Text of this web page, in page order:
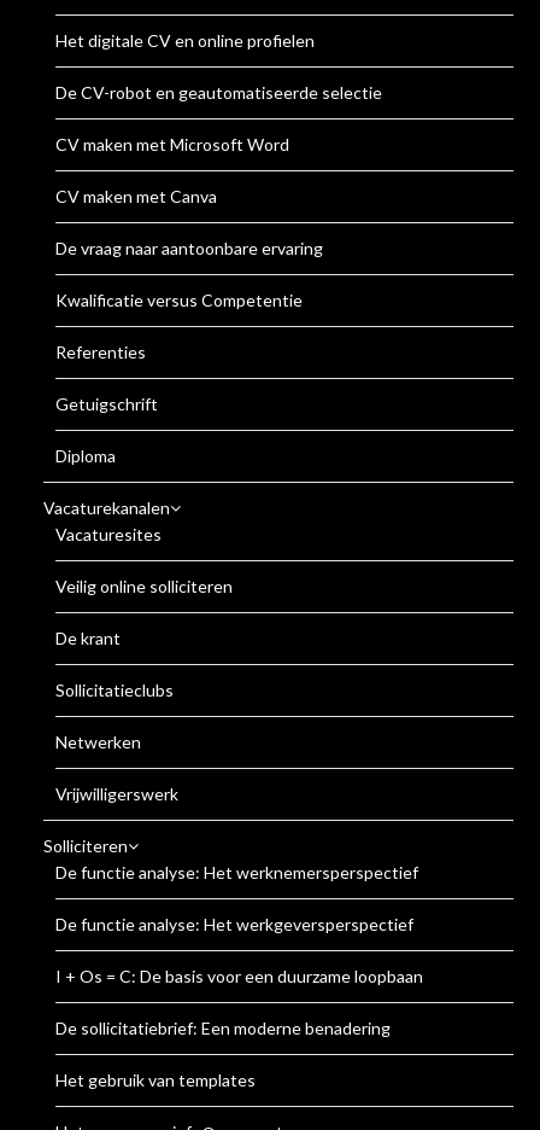
Het digitale CV en online profielen
De CV-robot en geautomatiseerde selectie
CV maken met Microsoft Word
CV maken met Canva
De vraag naar aantoonbare ervaring
Kwalificatie versus Competentie
Referenties
Getuigschrift
Diploma
Vacaturekanalen
Vacaturesites
Veilig online solliciteren
De krant
Sollicitatieclubs
Netwerken
Vrijwilligerswerk
Solliciteren
De functie analyse: Het werknemersperspectief
De functie analyse: Het werkgeversperspectief
I + Os = C: De basis voor een duurzame loopbaan
De sollicitatiebrief: Een moderne benadering
Het gebruik van templates